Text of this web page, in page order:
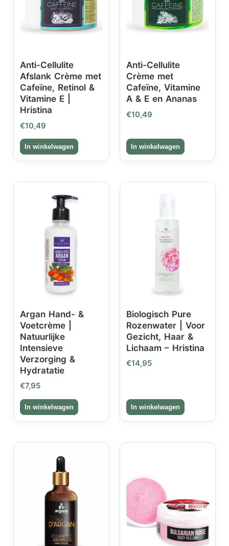
Anti-Cellulite
Afslank Crème met
Cafeïne, Retinol &
Vitamine E |
Hristina
€10,49
Anti-Cellulite
Crème met
Cafeïne, Vitamine
A & E en Ananas
€10,49
Argan Hand- &
Voetcrème |
Natuurlijke
Intensieve
Verzorging &
Hydratatie
€7,95
Biologisch Pure
Rozenwater | Voor
Gezicht, Haar &
Lichaam – Hristina
€14,95